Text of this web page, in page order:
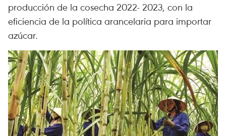
producción de la cosecha 2022- 2023, con la
eficiencia de la política arancelaria para importar
azúcar.